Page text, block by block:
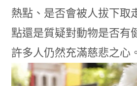
熱點、是否會被人拔下取
點還是質疑對動物是否有
許多人仍然充滿慈悲之心